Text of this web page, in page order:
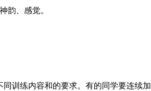
韵、感觉。
训练内容和的要求。有的同学要连